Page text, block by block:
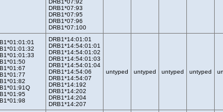
DRB1*07:92
DRB1*07:93
DRB1*07:95
DRB1*07:96
DRB1*07:100
DRB1*14:01:01
DRB1*14:54:01:01
DRB1*14:54:01:02
DRB1*14:54:01:03
DRB1*14:54:01:04
DRB1*14:54:06
DRB1*14:54:07
DRB1*14:192
DRB1*14:202
DRB1*14:204
DRB1*14:207
untyped untyped untyped untyped